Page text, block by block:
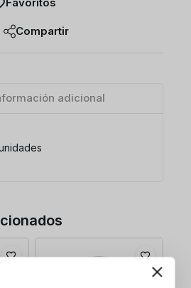
Compartir
adicional